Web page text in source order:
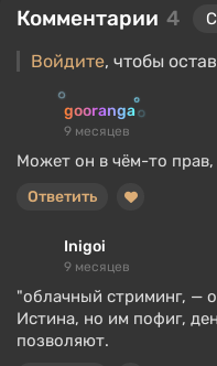
Комментарии 4
Войдите, чтобы
gooranga
9 месяцев
Может он в чём-то прав,
Ответить
Inigoi
9 месяцев
"облачный стриминг, —
Истина, но им пофиг,
позволяют.